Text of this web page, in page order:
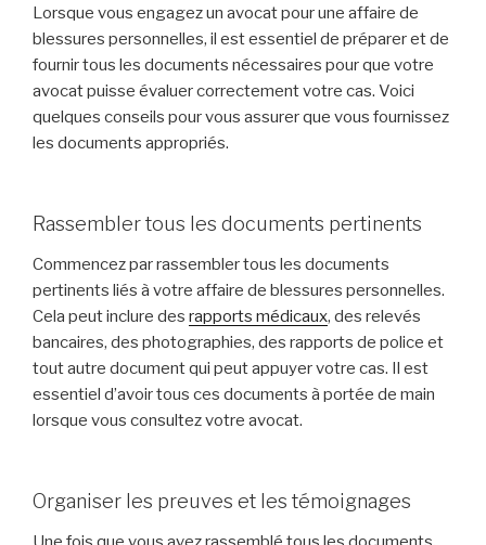
Lorsque vous engagez un avocat pour une affaire de
blessures personnelles, il est essentiel de préparer et de
fournir tous les documents nécessaires pour que votre
avocat puisse évaluer correctement votre cas. Voici
quelques conseils pour vous assurer que vous fournissez
les documents appropriés.
Rassembler tous les documents pertinents
Commencez par rassembler tous les documents
pertinents liés à votre affaire de blessures personnelles.
Cela peut inclure des rapports médicaux, des relevés
bancaires, des photographies, des rapports de police et
tout autre document qui peut appuyer votre cas. Il est
essentiel d’avoir tous ces documents à portée de main
lorsque vous consultez votre avocat.
Organiser les preuves et les témoignages